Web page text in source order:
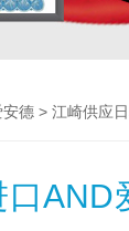
德> 江崎供应
AND